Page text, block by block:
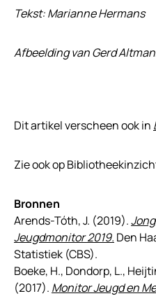
Tekst: Marianne Hermans
Afbeelding van Gerd
Dit artikel verscheen ook in
Zie ook op
Bronnen
Arends-Tóth, J. (2019).
Jeugdmonitor 2019. Den
Statistiek (CBS).
Boeke, H., Dondorp, L.,
(2017). Monitor Jeugd en